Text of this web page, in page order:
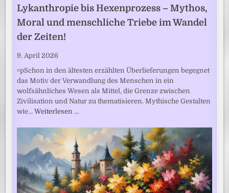
Lykanthropie bis Hexenprozess – Mythos,
Moral und menschliche Triebe im Wandel
der Zeiten!
9. April 2026
<pSchon in den ältesten erzählten Überlieferungen begegnet
das Motiv der Verwandlung des Menschen in ein
wolfsähnliches Wesen als Mittel, die Grenze zwischen
Zivilisation und Natur zu thematisieren. Mythische Gestalten
wie…Weiterlesen …